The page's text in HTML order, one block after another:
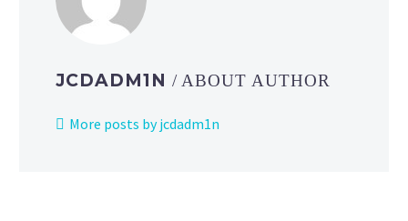
JCDADM1N / ABOUT AUTHOR
More posts by jcdadm1n